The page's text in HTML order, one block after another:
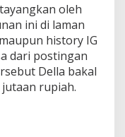
oleh
ini di laman
history IG
dari postingan
Della bakal
rupiah.